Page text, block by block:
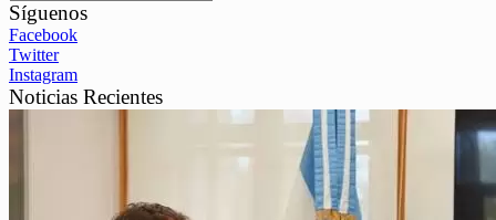
Síguenos
Facebook
Twitter
Instagram
Noticias Recientes